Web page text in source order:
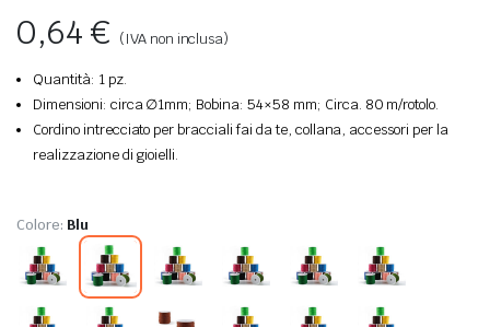
0,64€ (IVA non inclusa)
Quantità: 1 pz.
Dimensioni: circa ∅1mm; Bobina: 54×58 mm; Circa. 80 m/rotolo.
Cordino intrecciato per bracciali fai da te, collana, accessori per la
realizzazione di gioielli.
Colore: Blu